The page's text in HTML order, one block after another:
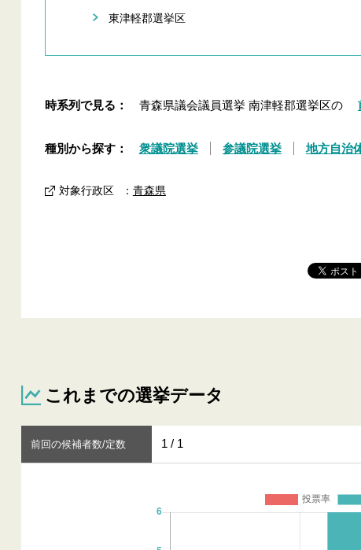
東津軽郡選挙区
時系列で見る： 青森県議会議員選挙 南津軽郡選挙区の
種別から探す： 衆議院選挙 参議院選挙 地方自治
対象行政区 ： 青森県
これまでの選挙データ
前回の候補者数/定数 1 / 1